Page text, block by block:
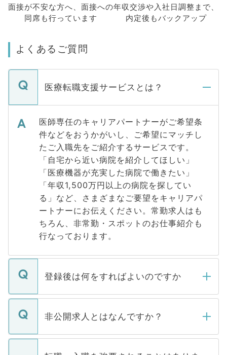
面接が不安な方へ、 面接への
同席も行っています
年収交渉や入社日調整まで、
内定後もバックアップ
よくあるご質問
医療転職支援サービスとは？
医師専任のキャリアパートナーがご希望条
件などをおうかがいし、ご希望にマッチし
たご入職先をご紹介するサービスです。
「自宅から近い病院を紹介してほしい」
「医療機器が充実した病院で働きたい」
「年収1,500万円以上の病院を探してい
る」など、さまざまなご要望をキャリアパ
ートナーにお伝えください。常勤求人はも
ちろん、非常勤・スポットのお仕事紹介も
行なっております。
登録後は何をすればよいのですか
ご登録いただきましたら、弊社担当者がご
登録内容を確認し、その後メールもしくは
ます。通常、5営業日以内にはご連絡をせて
いただきますので、しばらくお待ちくださ
非公開求人とはなんですか？
マイナビDOCTORで取り扱っている求人の